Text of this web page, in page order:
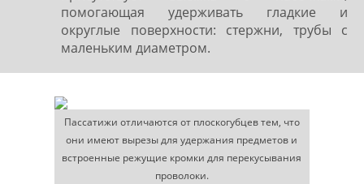
помогающая удерживать гладкие и
округлые поверхности: стержни, трубы с
маленьким диаметром.
Пассатижи отличаются от плоскогубцев тем, что
они имеют вырезы для удержания предметов и
встроенные режущие кромки для перекусывания
проволоки.